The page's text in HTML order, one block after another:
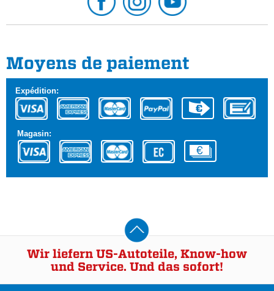
Moyens de paiement
Expédition:
Magasin:
Wir liefern US-Autoteile, Know-how
und Service. Und das sofort!